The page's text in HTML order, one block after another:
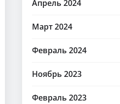
Апрель 2024
Март 2024
Февраль 2024
Ноябрь 2023
Февраль 2023